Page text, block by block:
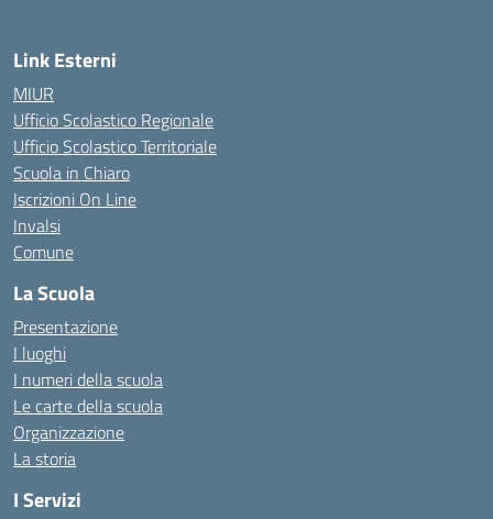
Link Esterni
MIUR
Ufficio Scolastico Regionale
Ufficio Scolastico Territoriale
Scuola in Chiaro
Iscrizioni On Line
Invalsi
Comune
La Scuola
Presentazione
I luoghi
I numeri della scuola
Le carte della scuola
Organizzazione
La storia
I Servizi